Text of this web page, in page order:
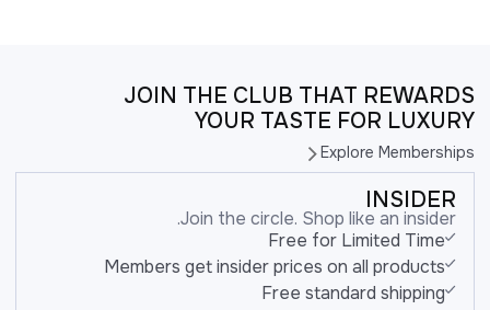
JOIN THE CLUB THAT REWARDS
YOUR TASTE FOR LUXURY
Explore Memberships
INSIDER
Join the circle. Shop like an insider.
Free for Limited Time
Members get insider prices on all products
Free standard shipping